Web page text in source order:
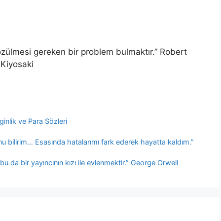
gereken bir problem bulmaktır.” Robert
Kiyosaki
ve Para Sözleri
bilirim… Esasında hatalarımı fark ederek hayatta kaldım.”
bir yayıncının kızı ile evlenmektir.” George Orwell